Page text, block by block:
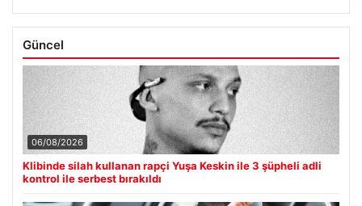
Güncel
06/08/2026
Klibinde silah kullanan rapçi Yuşa Keskin ile 3 şüpheli adli
kontrol ile serbest bırakıldı